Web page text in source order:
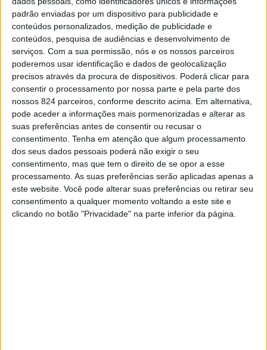
padrão enviadas por um dispositivo para publicidade e
conteúdos personalizados, medição de publicidade e
conteúdos, pesquisa de audiências e desenvolvimento de
serviços. Com a sua permissão, nós e os nossos parceiros
poderemos usar identificação e dados de geolocalização
precisos através da procura de dispositivos. Poderá clicar para
consentir o processamento por nossa parte e pela parte dos
nossos 824 parceiros, conforme descrito acima. Em alternativa,
pode aceder a informações mais pormenorizadas e alterar as
suas preferências antes de consentir ou recusar o
consentimento. Tenha em atenção que algum processamento
dos seus dados pessoais poderá não exigir o seu
consentimento, mas que tem o direito de se opor a esse
processamento. As suas preferências serão aplicadas apenas a
este website. Você pode alterar suas preferências ou retirar seu
consentimento a qualquer momento voltando a este site e
clicando no botão "Privacidade" na parte inferior da página.
se fiel aos seus princípios fundadores, centrados na
valorização das pessoas com deficiência e na defesa dos
seus direitos.
De âmbito nacional, a campanha, que este ano tem como
mote “A solidariedade tem raízes firmes”, é organizada
pela Federação Nacional de Cooperativas de
Solidariedade Social (FENACERCI), em parceria com a
Antena 1, a RTP e outras entidades. Ao longo de várias
décadas, o Pirilampo Mágico tem mobilizado a sociedade
civil para a causa da inclusão, promovendo acções de